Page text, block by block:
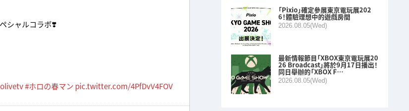
シャルコラボ❣️
#ホロの春マン pic.twitter.com/4PfDvV4FOV
「Pixio」確定參展東京電玩展202
6！體驗理想中的遊戲房間
2026.08.05(Wed)
最新情報節目「XBOX東京電玩展20
26 Broadcast」將於9月17日播出！
同日舉辦的「XBOX F…
2026.08.05(Wed)